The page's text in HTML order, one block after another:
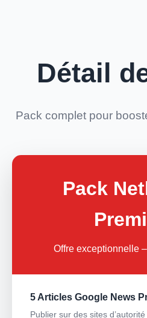
Détail
Pack complet pour
Pack
Offre exceptionnelle
5 Articles Google News
Publier sur des sites